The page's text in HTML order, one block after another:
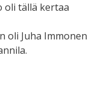
oli tällä kertaa
oli Juha Immonen